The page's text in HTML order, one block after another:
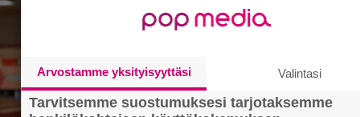
Arvostamme yksityisyyttäsi Valintasi
Tarvitsemme suostumuksesi tarjotaksemme